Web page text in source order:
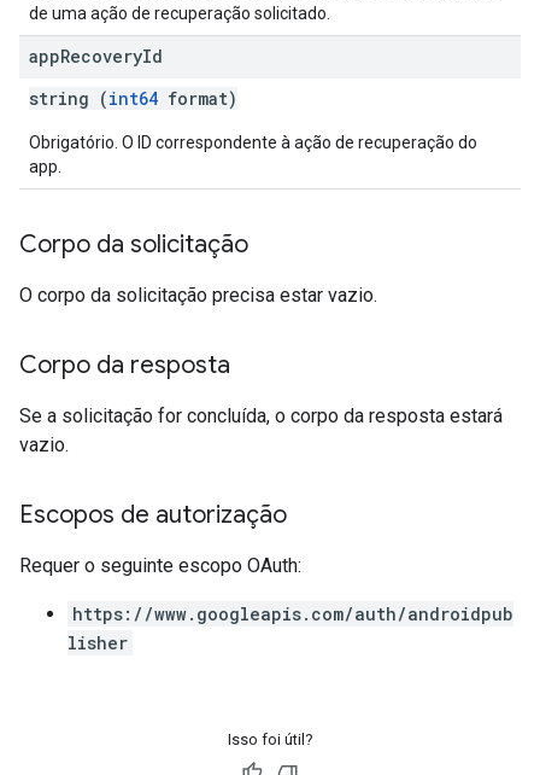
de uma ação de recuperação solicitado.
appRecoveryId
string (int64 format)
Obrigatório. O ID correspondente à ação de recuperação do
app.
Corpo da solicitação
O corpo da solicitação precisa estar vazio.
Corpo da resposta
Se a solicitação for concluída, o corpo da resposta estará
vazio.
Escopos de autorização
Requer o seguinte escopo OAuth:
https://www.googleapis.com/auth/androidpub
lisher
Isso foi útil?